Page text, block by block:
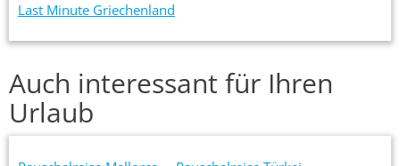
Last Minute Griechenland
Auch interessant für Ihren
Urlaub